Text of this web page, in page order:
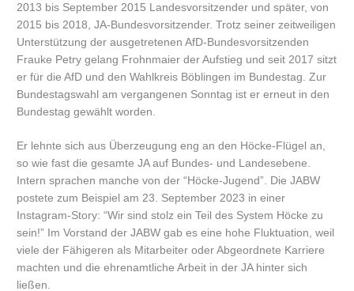
2013 bis September 2015 Landesvorsitzender und später, von
2015 bis 2018, JA-Bundesvorsitzender. Trotz seiner zeitweiligen
Unterstützung der ausgetretenen AfD-Bundesvorsitzenden
Frauke Petry gelang Frohnmaier der Aufstieg und seit 2017 sitzt
er für die AfD und den Wahlkreis Böblingen im Bundestag. Zur
Bundestagswahl am vergangenen Sonntag ist er erneut in den
Bundestag gewählt worden.
Er lehnte sich aus Überzeugung eng an den Höcke-Flügel an,
so wie fast die gesamte JA auf Bundes- und Landesebene.
Intern sprachen manche von der “Höcke-Jugend”. Die JABW
postete zum Beispiel am 23. September 2023 in einer
Instagram-Story: “Wir sind stolz ein Teil des System Höcke zu
sein!” Im Vorstand der JABW gab es eine hohe Fluktuation, weil
viele der Fähigeren als Mitarbeiter oder Abgeordnete Karriere
machten und die ehrenamtliche Arbeit in der JA hinter sich
ließen.